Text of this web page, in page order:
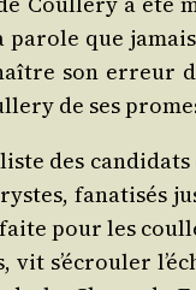
que
son erreur
de ses
des
fana­ti­sés
pour les
s’é­crou­ler